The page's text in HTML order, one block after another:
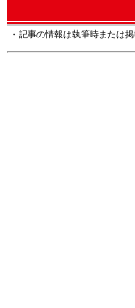
・記事の情報は執筆時または